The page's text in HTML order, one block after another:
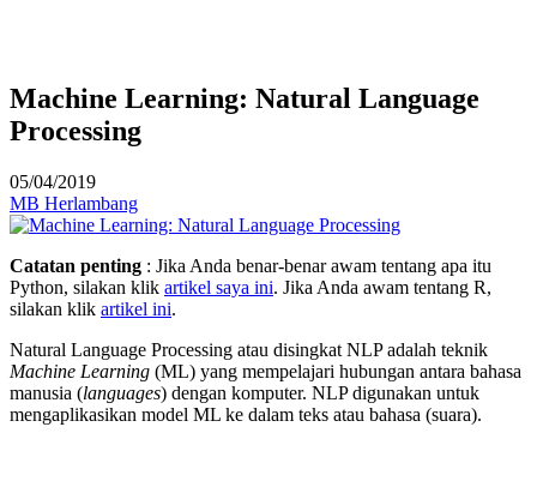
Machine Learning: Natural Language
Processing
05/04/2019
MB Herlambang
Catatan penting : Jika Anda benar-benar awam tentang apa itu
Python, silakan klik artikel saya ini. Jika Anda awam tentang R,
silakan klik artikel ini.
Natural Language Processing atau disingkat NLP adalah teknik
Machine Learning (ML) yang mempelajari hubungan antara bahasa
manusia (languages) dengan komputer. NLP digunakan untuk
mengaplikasikan model ML ke dalam teks atau bahasa (suara).